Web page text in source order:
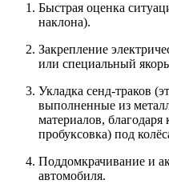
Быстрая оценка
наклона).
Закрепление
или специальный
Укладка сенд-траков
выполненные из
материалов,
пробуксовка) под
Поддомкрачивание и
автомобиля.